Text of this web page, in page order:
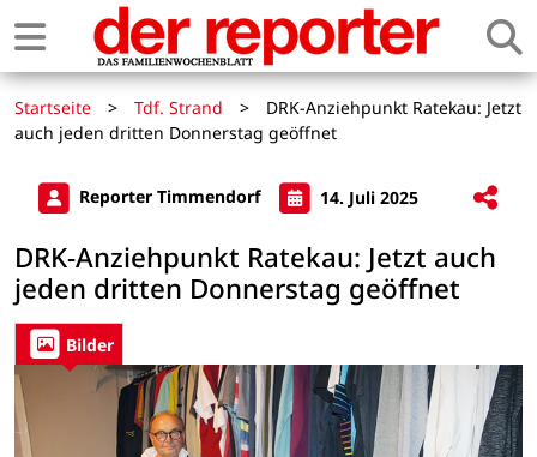
Startseite > Tdf. Strand >
DRK-Anziehpunkt Ratekau: Jetzt
auch jeden dritten Donnerstag geöffnet
Reporter Timmendorf 14. Juli 2025
DRK-Anziehpunkt Ratekau: Jetzt auch
jeden dritten Donnerstag geöffnet
Bilder